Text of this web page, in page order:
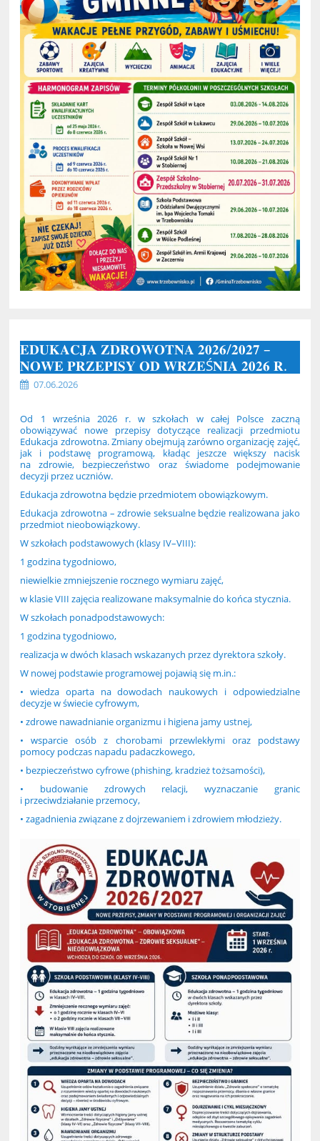
𝐄𝐃𝐔𝐊𝐀𝐂𝐉𝐀 𝐙𝐃𝐑𝐎𝐖𝐎𝐓𝐍𝐀 𝟐𝟎𝟐𝟔/𝟐𝟎𝟐𝟕 –
𝐍𝐎𝐖𝐄 𝐏𝐑𝐙𝐄𝐏𝐈𝐒𝐘 𝐎𝐃 𝐖𝐑𝐙𝐄Ś𝐍𝐈𝐀 𝟐𝟎𝟐𝟔 𝐑.
07.06.2026
Od 1 września 2026 r. w szkołach w całej Polsce zaczną
obowiązywać nowe przepisy dotyczące realizacji przedmiotu
Edukacja zdrowotna. Zmiany obejmują zarówno organizację zajęć,
jak i podstawę programową, kładąc jeszcze większy nacisk
na zdrowie, bezpieczeństwo oraz świadome podejmowanie
decyzji przez uczniów.
Edukacja zdrowotna będzie przedmiotem obowiązkowym.
Edukacja zdrowotna – zdrowie seksualne będzie realizowana jako
przedmiot nieobowiązkowy.
W szkołach podstawowych (klasy IV–VIII):
1 godzina tygodniowo,
niewielkie zmniejszenie rocznego wymiaru zajęć,
w klasie VIII zajęcia realizowane maksymalnie do końca stycznia.
W szkołach ponadpodstawowych:
1 godzina tygodniowo,
realizacja w dwóch klasach wskazanych przez dyrektora szkoły.
W nowej podstawie programowej pojawią się m.in.:
• wiedza oparta na dowodach naukowych i odpowiedzialne
decyzje w świecie cyfrowym,
• zdrowe nawadnianie organizmu i higiena jamy ustnej,
• wsparcie osób z chorobami przewlekłymi oraz podstawy
pomocy podczas napadu padaczkowego,
• bezpieczeństwo cyfrowe (phishing, kradzież tożsamości),
• budowanie zdrowych relacji, wyznaczanie granic
i przeciwdziałanie przemocy,
• zagadnienia związane z dojrzewaniem i zdrowiem młodzieży.